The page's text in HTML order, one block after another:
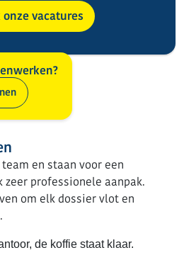
onze vacatures
en staan voor een
professionele aanpak.
om elk dossier vlot en
de koffie staat klaar.